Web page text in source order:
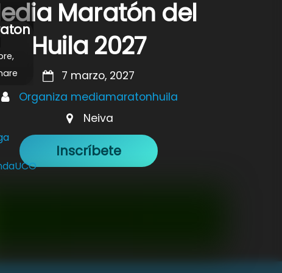
Maratón del
Huila 2027
7 marzo, 2027
Organiza mediamaratonhuila
Neiva
Inscríbete